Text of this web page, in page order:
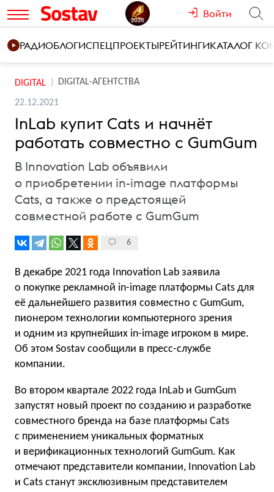
Войти
РАДИОБЛОГИСПЕЦПРОЕКТЫРЕЙТИНГИКАТАЛОГ
DIGITAL DIGITAL-АГЕНТСТВА
22.12.2021
InLab купит Cats и начнёт
работать совместно с GumGum
В Innovation Lab объявили
о приобретении in-image платформы
Cats, а также о предстоящей
совместной работе с GumGum
6
В декабре 2021 года Innovation Lab заявила
о покупке рекламной in-image платформы Cats для
её дальнейшего развития совместно с GumGum,
пионером технологии компьютерного зрения
и одним из крупнейших in-image игроком в мире.
Об этом Sostav сообщили в пресс-службе
компании.
Во втором квартале 2022 года InLab и GumGum
запустят новый проект по созданию и разработке
совместного бренда на базе платформы Cats
с применением уникальных форматных
и верификационных технологий GumGum. Как
отмечают представители компании, Innovation Lab
и Cats станут эксклюзивным представителем